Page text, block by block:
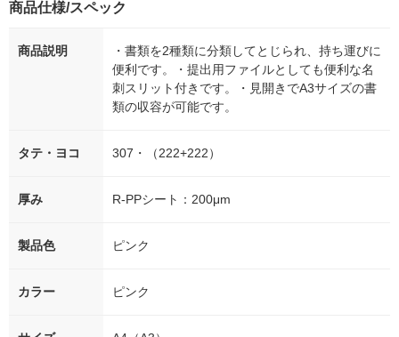
商品仕様/スペック
商品説明
・書類を2種類に分類してとじられ、持ち運びに
便利です。・提出用ファイルとしても便利な名
刺スリット付きです。・見開きでA3サイズの書
類の収容が可能です。
タテ・ヨコ 307・（222+222）
厚み R-PPシート：200μm
製品色 ピンク
カラー ピンク